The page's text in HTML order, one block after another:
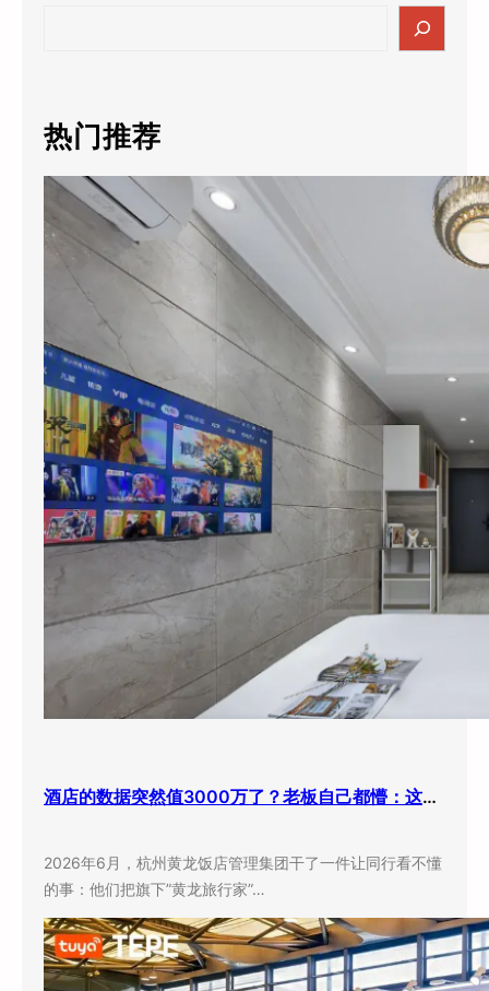
c
h
热门推荐
酒店的数据突然值3000万了？老板自己都懵：这玩意儿还能卖钱？
2026年6月，杭州黄龙饭店管理集团干了一件让同行看不懂
的事：他们把旗下”黄龙旅行家”…